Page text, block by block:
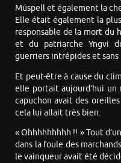
Múspell et également la
Elle était également la
responsable de la mort du
et du patriarche Yngvi
guerriers intrépides et
Et peut-être à cause du
elle portait aujourd’hui un
capuchon avait des
cela lui allait très bien.
« Ohhhhhhhhh !! » Tout
dans la foule des
le vainqueur avait été